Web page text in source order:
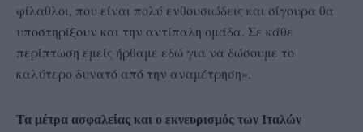
φίλαθλοι, που είναι πολύ ενθουσιώδεις και σίγουρα θα
υποστηρίξουν και την αντίπαλη ομάδα. Σε κάθε
περίπτωση εμείς ήρθαμε εδώ για να δώσουμε το
καλύτερο δυνατό από την αναμέτρηση».
Τα μέτρα ασφαλείας και ο εκνευρισμός των Ιταλών